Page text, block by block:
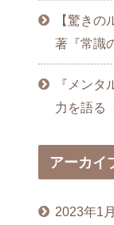
【驚き
著『常識
『メン
力を語る
アーカイ
2023年1月